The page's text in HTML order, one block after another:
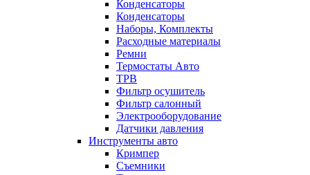
Конденсаторы
Конденсаторы
Наборы, Комплекты
Расходные материалы
Ремни
Термостаты Авто
ТРВ
Фильтр осушитель
Фильтр салонный
Электрооборудование
Датчики давления
Инструменты авто
Кримпер
Съемники